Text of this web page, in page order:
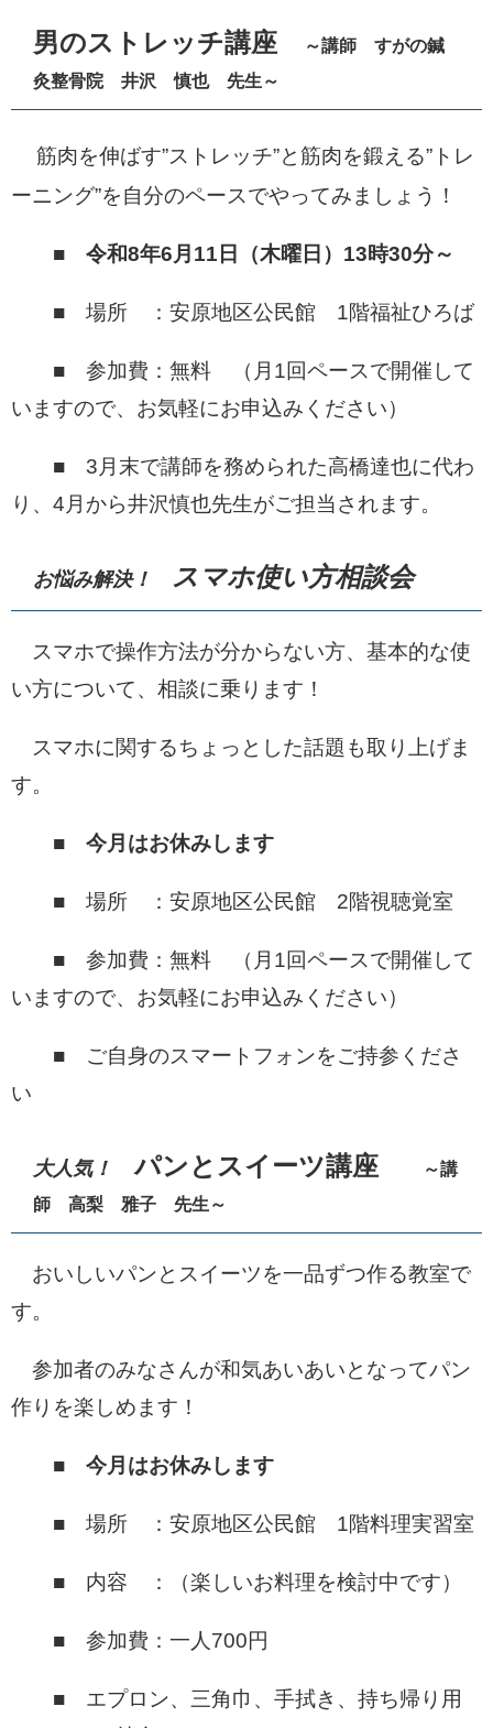
男のストレッチ講座
～講師 すがの鍼
灸整骨院 井沢 慎也 先生～
筋肉を伸ばす”ストレッチ”と筋肉を鍛える”トレ
ーニング”を自分のペースでやってみましょう！
■ 令和8年6月11日（木曜日）13時30分～
■ 場所 ：安原地区公民館 1階福祉ひろば
■ 参加費：無料 （月1回ペースで開催して
いますので、お気軽にお申込みください）
■ 3月末で講師を務められた高橋達也に代わ
り、4月から井沢慎也先生がご担当されます。
お悩み解決！ スマホ使い方相談会
スマホで操作方法が分からない方、基本的な使
い方について、相談に乗ります！
スマホに関するちょっとした話題も取り上げま
す。
■ 今月はお休みします
■ 場所 ：安原地区公民館 2階視聴覚室
■ 参加費：無料 （月1回ペースで開催して
いますので、お気軽にお申込みください）
■ ご自身のスマートフォンをご持参くださ
い
大人気！ パンとスイーツ講座
～講
師 高梨 雅子 先生～
おいしいパンとスイーツを一品ずつ作る教室で
す。
参加者のみなさんが和気あいあいとなってパン
作りを楽しめます！
■ 今月はお休みします
■ 場所 ：安原地区公民館 1階料理実習室
■ 内容 ：（楽しいお料理を検討中です）
■ 参加費：一人700円
■ エプロン、三角巾、手拭き、持ち帰り用